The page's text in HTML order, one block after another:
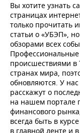
Вы хотите узнать
страницах
только прочитать
статьи о «УБЭП»,
обзорами всех
происшествиями в
странах мира,
обновляются. У
расскажут о
на нашем портале
финансового
всегда быть в
в главной ленте и